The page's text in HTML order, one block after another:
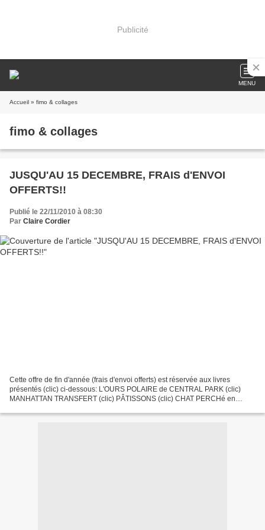
Publicité
MENU
Accueil » fimo & collages
fimo & collages
JUSQU'AU 15 DECEMBRE, FRAIS d'ENVOI
OFFERTS!!
Publié le 22/11/2010 à 08:30
Par Claire Cordier
Cette offre de fin d'année (frais d'envoi offerts) est réservée aux livres
présentés (clic) ci-dessous: L'OURS POLAIRE de CENTRAL PARK (clic)
MANHATTAN TRANSFERT (clic) PÂTISSONS (clic) CHAT PERCHé en